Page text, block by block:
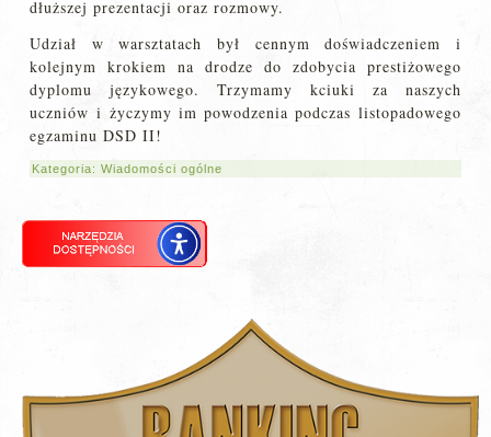
dłuższej prezentacji oraz rozmowy.
Udział w warsztatach był cennym doświadczeniem i
kolejnym krokiem na drodze do zdobycia prestiżowego
dyplomu językowego. Trzymamy kciuki za naszych
uczniów i życzymy im powodzenia podczas listopadowego
egzaminu DSD II!
Kategoria:Wiadomości ogólne